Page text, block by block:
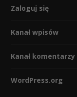
Zaloguj się
Kanał wpisów
Kanał komentarzy
WordPress.org